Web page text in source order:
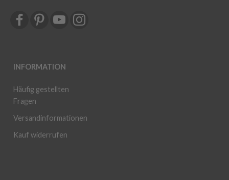
INFORMATION
Häufig gestellten
Fragen
Versandinformationen
Kauf widerrufen